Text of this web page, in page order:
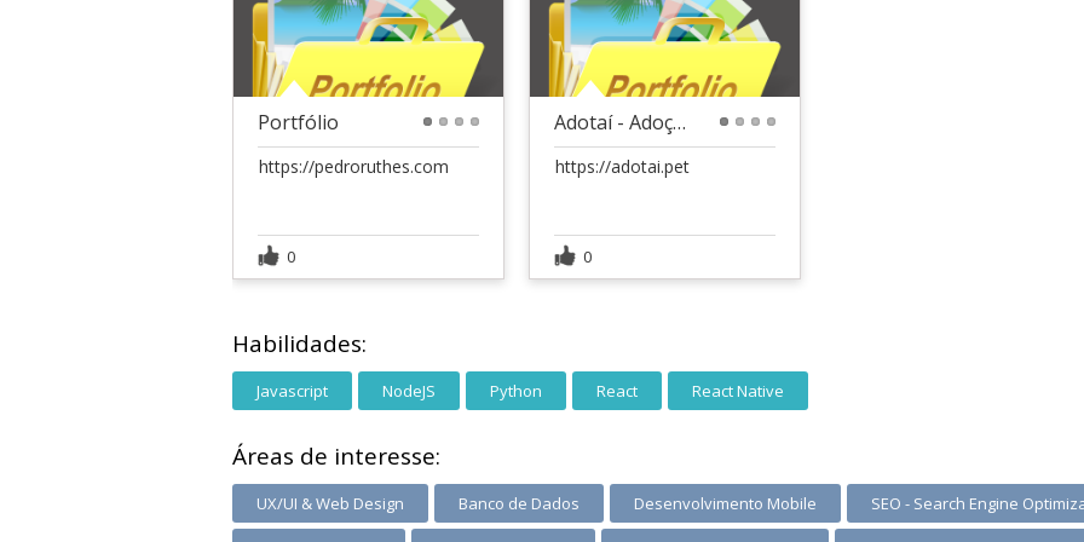
Portfólio
https://pedroruthes.com
0
Adotaí - Adoção de animais
https://adotai.pet
0
Habilidades:
Javascript NodeJS Python React React Native
Áreas de interesse:
UX/UI & Web Design Banco de Dados Desenvolvimento Mobile SEO - Search Engine